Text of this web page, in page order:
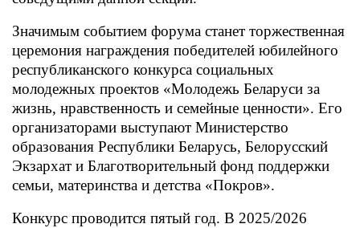
Значимым событием форума станет торжественная
церемония награждения победителей юбилейного
республиканского конкурса социальных
молодежных проектов «Молодежь Беларуси за
жизнь, нравственность и семейные ценности». Его
организаторами выступают Министерство
образования Республики Беларусь, Белорусский
Экзархат и Благотворительный фонд поддержки
семьи, материнства и детства «Покров».
Конкурс проводится пятый год. В 2025/2026